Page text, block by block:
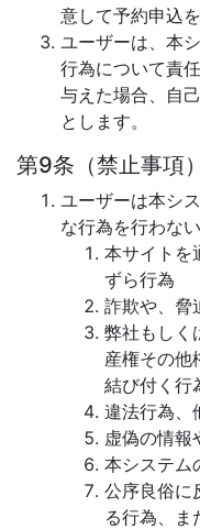
意して予約申込
ユーザーは、本
行為について責
与えた場合、自
とします。
第9条（禁止事項）
ユーザーは本シ
な行為を行わな
本サイトを
ずら行為
詐欺や、脅
弊社もしく
産権その他
結び付く行
違法行為、
虚偽の情報
本システム
公序良俗に
る行為、ま